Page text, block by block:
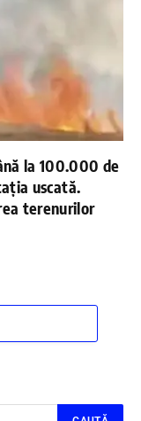
la 100.000 de
uscată.
terenurilor